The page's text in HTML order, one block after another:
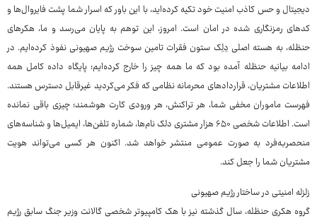
دیجیتال و حس کاذب امنیت خود تکیه کرده‌اید، با این باور که اسرار شما پشت فایروال‌ها و
کدهای رمزنگاری شده در امان است. امروز، این توهم به پایان می‌رسد و ما، هکرهای
حنظله، به هسته اصلی دِلِک ستون فقرات تامین سوخت رژیم صهیونی نفوذ کرده‌ایم. در
ادامه بیانیه حنظله آمده بود که ما همه چیز را خارج کرده‌ایم؛ پایگاه داده کامل همه
اطلاعات مشتریان، قراردادهای محرمانه نظامی که فکر می‌کردید غیرقابل دسترس هستند.
فهرست ماموران مخفی شما، هر تراکنش، هر ورودی کارت هوشمند؛ چیزی باقی نمانده
است. اطلاعات شخصی ۶۵۰ هزار مشتری دلک نام‌ها، شماره تلفن‌ها، ایمیل‌ها و شناسه‌های
منحصربه‌فرد به صورت عمومی منتشر خواهد شد. اکنون هر کسی می‌تواند هویت
مشتریان شما را جعل کند.
زلزله امنیتی در ساختار رژیم صهیونی
گروه هکری حنظله، سال گذشته نیز با هک کامپیوتر شخصی گالانت وزیر جنگ سابق رژیم